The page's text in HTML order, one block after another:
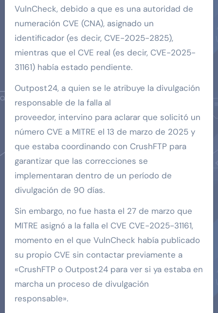
VulnCheck, debido a que es una autoridad de
numeración CVE (CNA), asignado un
identificador (es decir, CVE-2025-2825),
mientras que el CVE real (es decir, CVE-2025-
31161) había estado pendiente.
Outpost24, a quien se le atribuye la divulgación
responsable de la falla al
proveedor, intervino para aclarar que solicitó un
número CVE a MITRE el 13 de marzo de 2025 y
que estaba coordinando con CrushFTP para
garantizar que las correcciones se
implementaran dentro de un período de
divulgación de 90 días.
Sin embargo, no fue hasta el 27 de marzo que
MITRE asignó a la falla el CVE CVE-2025-31161,
momento en el que VulnCheck había publicado
su propio CVE sin contactar previamente a
«CrushFTP o Outpost24 para ver si ya estaba en
marcha un proceso de divulgación
responsable».